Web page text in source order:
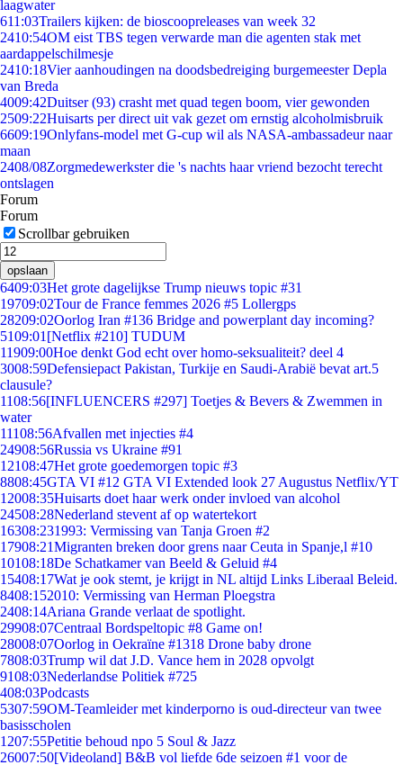
laagwater
611:03Trailers kijken: de bioscoopreleases van week 32
2410:54OM eist TBS tegen verwarde man die agenten stak met
aardappelschilmesje
2410:18Vier aanhoudingen na doodsbedreiging burgemeester Depla
van Breda
4009:42Duitser (93) crasht met quad tegen boom, vier gewonden
2509:22Huisarts per direct uit vak gezet om ernstig alcoholmisbruik
6609:19Onlyfans-model met G-cup wil als NASA-ambassadeur naar
maan
2408/08Zorgmedewerkster die 's nachts haar vriend bezocht terecht
ontslagen
Forum
Forum
Scrollbar gebruiken
opslaan
6409:03Het grote dagelijkse Trump nieuws topic #31
19709:02Tour de France femmes 2026 #5 Lollergps
28209:02Oorlog Iran #136 Bridge and powerplant day incoming?
5109:01 [Netflix #210] TUDUM
11909:00Hoe denkt God echt over homo-seksualiteit? deel 4
3008:59Defensiepact Pakistan, Turkije en Saudi-Arabië bevat art.5
clausule?
1108:56[INFLUENCERS #297] Toetjes & Bevers & Zwemmen in
water
11108:56Afvallen met injecties #4
24908:56Russia vs Ukraine #91
12108:47Het grote goedemorgen topic #3
8808:45GTA VI #12 GTA VI Extended look 27 Augustus Netflix/YT
12008:35Huisarts doet haar werk onder invloed van alcohol
24508:28Nederland stevent af op watertekort
16308:231993: Vermissing van Tanja Groen #2
17908:21Migranten breken door grens naar Ceuta in Spanje,l #10
10108:18De Schatkamer van Beeld & Geluid #4
15408:17Wat je ook stemt, je krijgt in NL altijd Links Liberaal Beleid.
8408:152010: Vermissing van Herman Ploegstra
2408:14Ariana Grande verlaat de spotlight.
29908:07Centraal Bordspeltopic #8 Game on!
28008:07Oorlog in Oekraïne #1318 Drone baby drone
7808:03Trump wil dat J.D. Vance hem in 2028 opvolgt
9108:03Nederlandse Politiek #725
408:03Podcasts
5307:59OM-Teamleider met kinderporno is oud-directeur van twee
basisscholen
1207:55Petitie behoud npo 5 Soul & Jazz
26007:50[Videoland] B&B vol liefde 6de seizoen #1 voor de